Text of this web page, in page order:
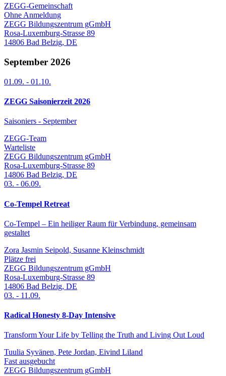
ZEGG-Gemeinschaft
Ohne Anmeldung
ZEGG Bildungszentrum gGmbH
Rosa-Luxemburg-Strasse 89
14806 Bad Belzig, DE
September 2026
01.09. - 01.10.
ZEGG Saisonierzeit 2026
Saisoniers - September
ZEGG-Team
Warteliste
ZEGG Bildungszentrum gGmbH
Rosa-Luxemburg-Strasse 89
14806 Bad Belzig, DE
03. - 06.09.
Co-Tempel Retreat
Co-Tempel – Ein heiliger Raum für Verbindung, gemeinsam
gestaltet
Zora Jasmin Seipold, Susanne Kleinschmidt
Plätze frei
ZEGG Bildungszentrum gGmbH
Rosa-Luxemburg-Strasse 89
14806 Bad Belzig, DE
03. - 11.09.
Radical Honesty 8-Day Intensive
Transform Your Life by Telling the Truth and Living Out Loud
Tuulia Syvänen, Pete Jordan, Eivind Liland
Fast ausgebucht
ZEGG Bildungszentrum gGmbH